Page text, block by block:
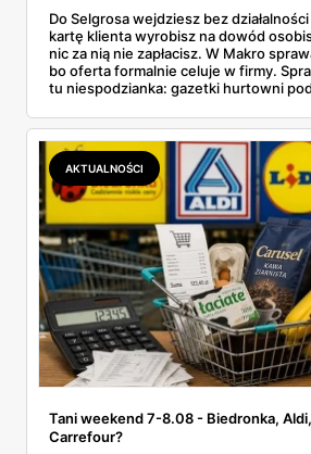
Do Selgrosa wejdziesz bez
kartę klienta wyrobisz na dowód
nic za nią nie zapłacisz. W Makro
bo oferta formalnie celuje w firmy.
tu niespodzianka: gazetki hurtowni
zawsze wygrywa — ta sama kawa
Makro ponad dwa razy więcej niż w
promocji dyskontu.
AKTUALNOŚCI
Tani weekend 7-8.08 - Biedronka,
Carrefour?